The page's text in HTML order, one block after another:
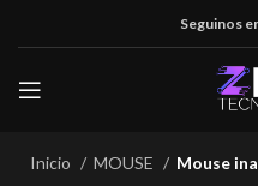
Seguinos
Inicio MOUSE Mouse